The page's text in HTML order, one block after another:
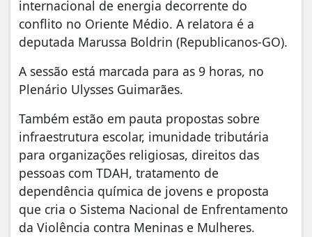
internacional de energia decorrente do
conflito no Oriente Médio. A relatora é a
deputada Marussa Boldrin (Republicanos-GO).
A sessão está marcada para as 9 horas, no
Plenário Ulysses Guimarães.
Também estão em pauta propostas sobre
infraestrutura escolar, imunidade tributária
para organizações religiosas, direitos das
pessoas com TDAH, tratamento de
dependência química de jovens e proposta
que cria o Sistema Nacional de Enfrentamento
da Violência contra Meninas e Mulheres.